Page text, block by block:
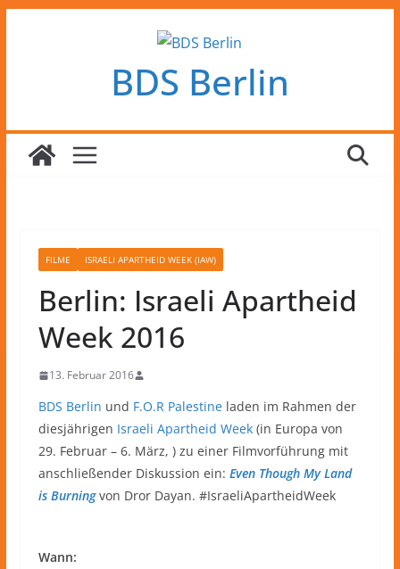
BDS Berlin
FILME ISRAELI APARTHEID WEEK (IAW)
Berlin: Israeli Apartheid
Week 2016
13. Februar 2016
BDS Berlin und F.O.R Palestineladen im Rahmen der
diesjährigen Israeli Apartheid Week(in Europa von
29. Februar – 6. März, ) zu einer Filmvorführung mit
anschließender Diskussion ein: Even Though My Land
is Burningvon Dror Dayan. #IsraeliApartheidWeek
Wann: